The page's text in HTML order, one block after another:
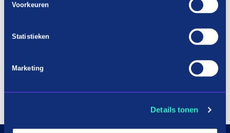
Voorkeuren
Statistieken
Marketing
Details tonen